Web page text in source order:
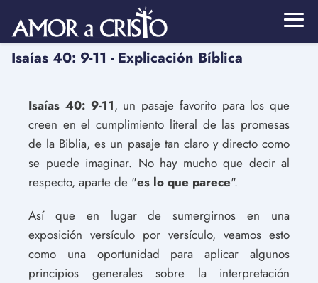
Isaías 40: 9-11 - Explicación Bíblica
Isaías 40: 9-11, un pasaje favorito para los que
creen en el cumplimiento literal de las promesas
de la Biblia, es un pasaje tan claro y directo como
se puede imaginar. No hay mucho que decir al
respecto, aparte de "es lo que parece".
Así que en lugar de sumergirnos en una
exposición versículo por versículo, veamos esto
como una oportunidad para aplicar algunos
principios generales sobre la interpretación